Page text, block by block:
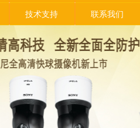
技术支持 联系我们